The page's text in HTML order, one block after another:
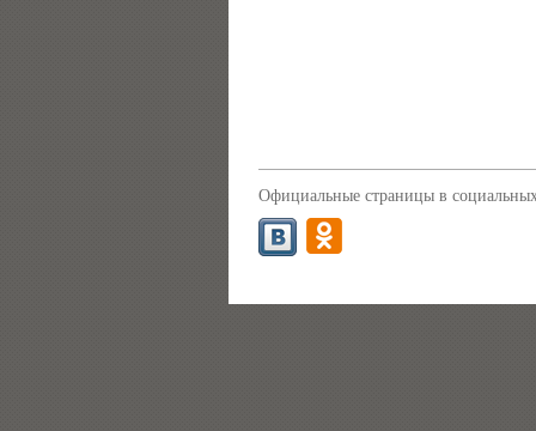
Официальные страницы в социальных